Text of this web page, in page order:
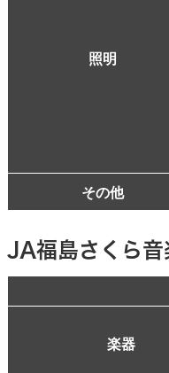
照明
その他
JA福島さくら音
楽器